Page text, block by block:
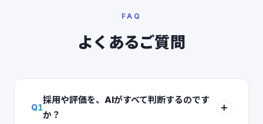
FAQ
よくあるご質問
Q1
採用や評価を、AIがすべて判断するのです
か？